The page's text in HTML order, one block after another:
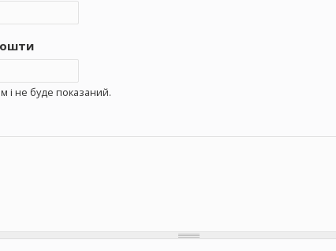
і не буде показаний.